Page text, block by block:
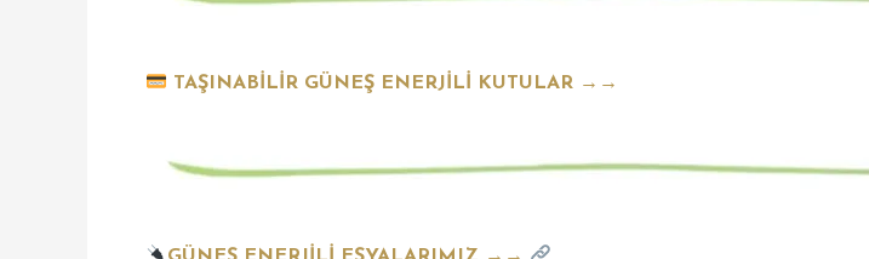
TAŞINABİLİR GÜNEŞ ENERJİLİ KUTULAR →→